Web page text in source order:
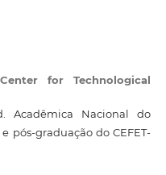
for Technological
Acadêmica Nacional do
pós-graduação do CEFET-